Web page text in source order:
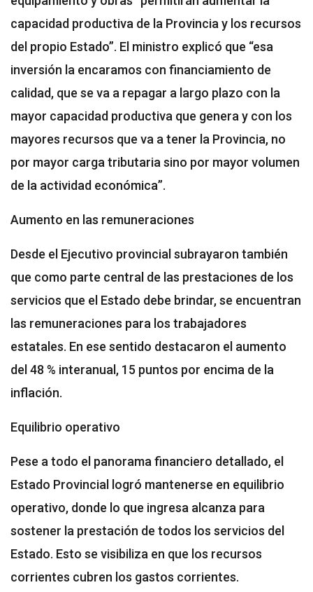
capacidad productiva de la Provincia y los recursos
del propio Estado”. El ministro explicó que “esa
inversión la encaramos con financiamiento de
calidad, que se va a repagar a largo plazo con la
mayor capacidad productiva que genera y con los
mayores recursos que va a tener la Provincia, no
por mayor carga tributaria sino por mayor volumen
de la actividad económica”.
Aumento en las remuneraciones
Desde el Ejecutivo provincial subrayaron también
que como parte central de las prestaciones de los
servicios que el Estado debe brindar, se encuentran
las remuneraciones para los trabajadores
estatales. En ese sentido destacaron el aumento
del 48 % interanual, 15 puntos por encima de la
inflación.
Equilibrio operativo
Pese a todo el panorama financiero detallado, el
Estado Provincial logró mantenerse en equilibrio
operativo, donde lo que ingresa alcanza para
sostener la prestación de todos los servicios del
Estado. Esto se visibiliza en que los recursos
corrientes cubren los gastos corrientes.